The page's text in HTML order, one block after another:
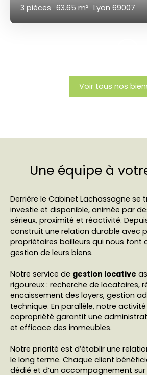
3 pièces 63.65 m² Lyon 69007
Voir tous nos
Une équipe à
Derrière le Cabinet Lachassagne se
investie et disponible, animée par
sérieux, proximité et réactivité.
construit une relation durable avec
propriétaires bailleurs qui nous font
gestion de leurs biens.
Notre service de gestion locative
rigoureux : recherche de locataires,
encaissement des loyers, gestion
technique. En parallèle, notre
copropriété garantit une
et efficace des immeubles.
Notre priorité est d’établir une
le long terme. Chaque client
dédié et d’un accompagnement sur